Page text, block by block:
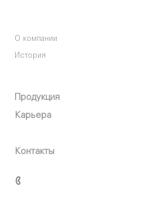
О компании
История
Продукция
Карьера
Контакты